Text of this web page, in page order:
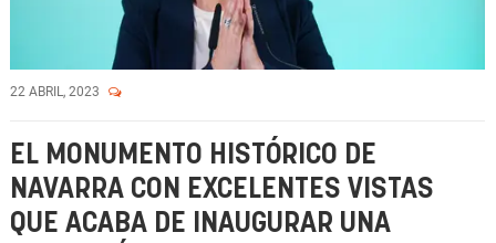
22 ABRIL, 2023
EL MONUMENTO HISTÓRICO DE
NAVARRA CON EXCELENTES VISTAS
QUE ACABA DE INAUGURAR UNA